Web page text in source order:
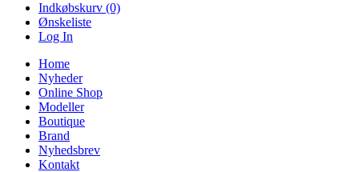
Indkøbskurv (0)
Ønskeliste
Log In
Home
Nyheder
Online Shop
Modeller
Boutique
Brand
Nyhedsbrev
Kontakt